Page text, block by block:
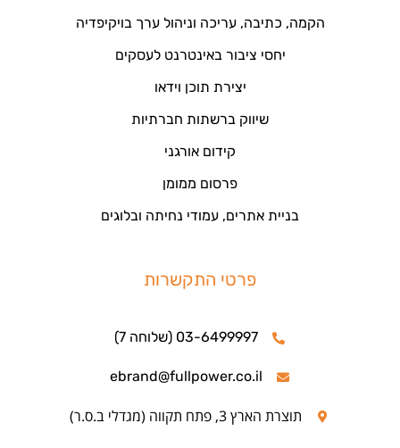
הקמה, כתיבה, עריכה וניהול ערך בויקיפדיה
יחסי ציבור באינטרנט לעסקים
יצירת תוכן וידאו
שיווק ברשתות חברתיות
קידום אורגני
פרסום ממומן
בניית אתרים, עמודי נחיתה ובלוגים
פרטי התקשרות
03-6499997 (שלוחה 7)
ebrand@fullpower.co.il
תוצרת הארץ 3, פתח תקווה (מגדלי ב.ס.ר)